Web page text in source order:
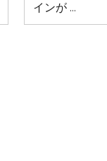
インが ...